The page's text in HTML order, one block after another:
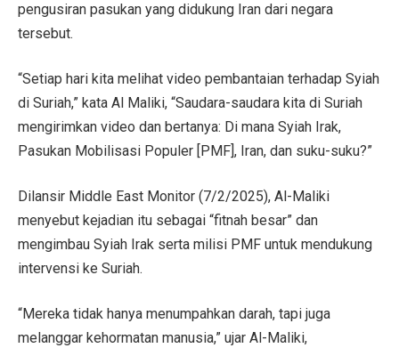
pengusiran pasukan yang didukung Iran dari negara
tersebut.
“Setiap hari kita melihat video pembantaian terhadap Syiah
di Suriah,” kata Al Maliki, “Saudara-saudara kita di Suriah
mengirimkan video dan bertanya: Di mana Syiah Irak,
Pasukan Mobilisasi Populer [PMF], Iran, dan suku-suku?”
Dilansir Middle East Monitor (7/2/2025), Al-Maliki
menyebut kejadian itu sebagai “fitnah besar” dan
mengimbau Syiah Irak serta milisi PMF untuk mendukung
intervensi ke Suriah.
“Mereka tidak hanya menumpahkan darah, tapi juga
melanggar kehormatan manusia,” ujar Al-Maliki,